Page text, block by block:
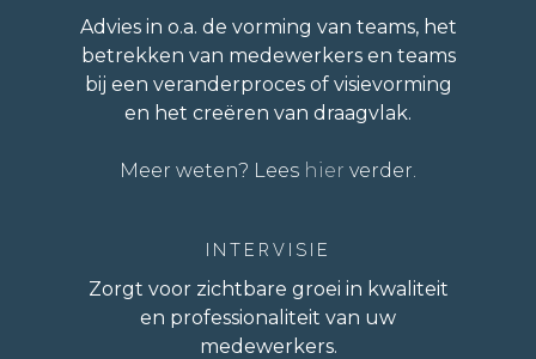
Advies in o.a. de vorming van teams, het
betrekken van medewerkers en teams
bij een veranderproces of visievorming
en het creëren van draagvlak.
Meer weten? Lees hier verder.
INTERVISIE
Zorgt voor zichtbare groei in kwaliteit
en professionaliteit van uw
medewerkers.